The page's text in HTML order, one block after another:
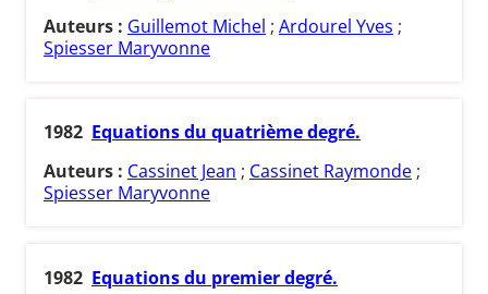
Auteurs : Guillemot Michel ; Ardourel Yves ;
Spiesser Maryvonne
1982 Equations du quatrième degré.
Auteurs : Cassinet Jean ; Cassinet Raymonde ;
Spiesser Maryvonne
1982 Equations du premier degré.